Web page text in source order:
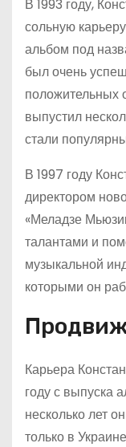
В 1993 году,
сольную
альбом под
был очень
положительных
выпустил
стали
В 1997 году
директором
«Меладзе
талантами и
музыкальной
которыми он
Карьера
году с выпуска
несколько лет
только в